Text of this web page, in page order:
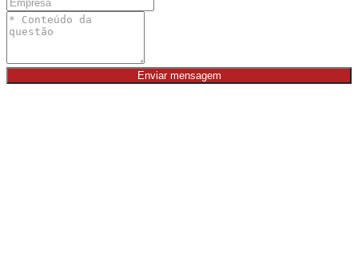
Enviar mensagem